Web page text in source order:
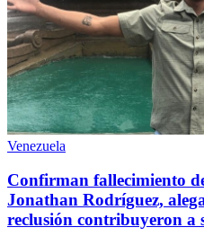
Venezuela
Confirman fallecimiento
Jonathan Rodríguez,
reclusión contribuyeron a